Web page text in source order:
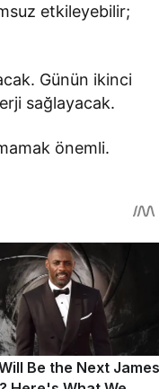
etkileyebilir;
Günün ikinci
sağlayacak.
önemli.